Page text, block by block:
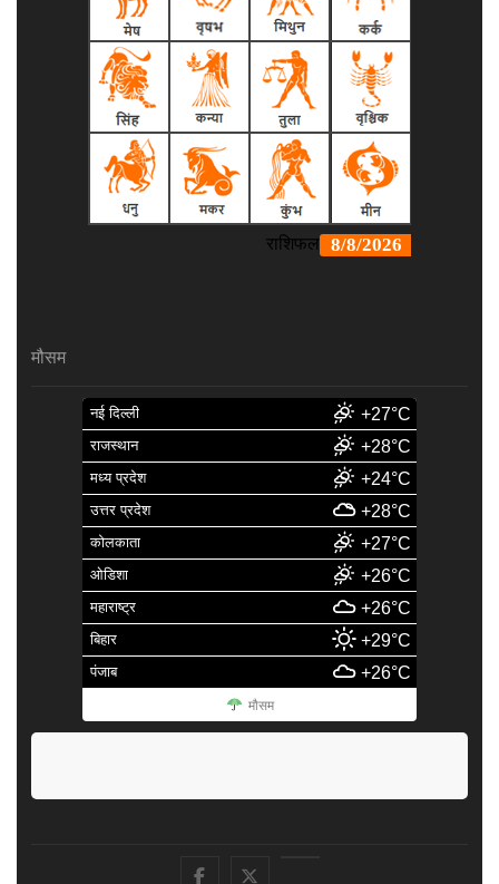
मौसम
नई दिल्ली +27°C
राजस्थान +28°C
मध्य प्रदेश +24°C
उत्तर प्रदेश +28°C
कोलकाता +27°C
ओडिशा +26°C
महाराष्ट्र +26°C
बिहार +29°C
पंजाब +26°C
मौसम
facebook